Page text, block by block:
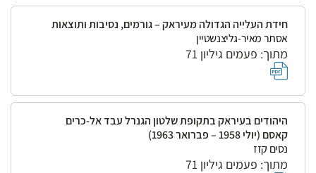
חידת העלייה הגדולה מעיראק – גורמים, נסיבות ותוצאות
אסתר מאיר-גליצנשטיין
מתוך: פעמים גיליון 71
היהודים בעיראק בתקופת שלטון הגנרל עבד אל-כרים
קאסם (יולי 1958 – פברואר 1963)
נסים קזז
מתוך: פעמים גיליון 71